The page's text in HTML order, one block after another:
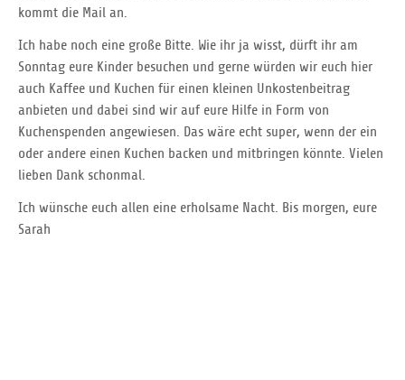
kommt die Mail an.
Ich habe noch eine große Bitte. Wie ihr ja wisst, dürft ihr am
Sonntag eure Kinder besuchen und gerne würden wir euch hier
auch Kaffee und Kuchen für einen kleinen Unkostenbeitrag
anbieten und dabei sind wir auf eure Hilfe in Form von
Kuchenspenden angewiesen. Das wäre echt super, wenn der ein
oder andere einen Kuchen backen und mitbringen könnte. Vielen
lieben Dank schonmal.
Ich wünsche euch allen eine erholsame Nacht. Bis morgen, eure
Sarah